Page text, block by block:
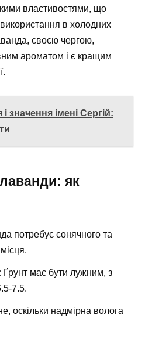
властивостями, що
в холодних
своєю чергою,
ароматом і є кращим
значення імені Сергій:
як
потребує сонячного та
Ґрунт має бути лужним, з
7.5.
оскільки надмірна волога